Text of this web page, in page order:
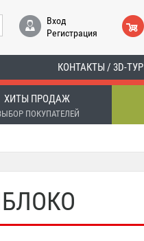
Вход
Регистрация
КОНТАКТЫ / 3D-ТУР
ХИТЫ ПРОДАЖ
ПОКУПАТЕЛЕЙ